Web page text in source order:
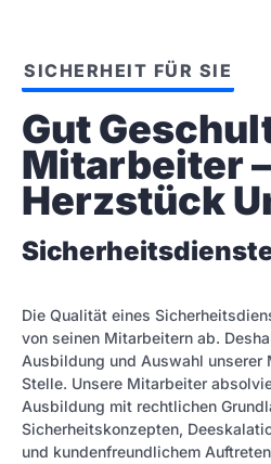
SICHERHEIT FÜR SIE
Gut
Mitarbeiter
Herzstück
Die Qualität eines
von seinen Mitarbeitern ab.
Ausbildung und Auswahl unserer
Stelle. Unsere Mitarbeiter
Ausbildung mit rechtlichen
Sicherheitskonzepten,
und kundenfreundlichem